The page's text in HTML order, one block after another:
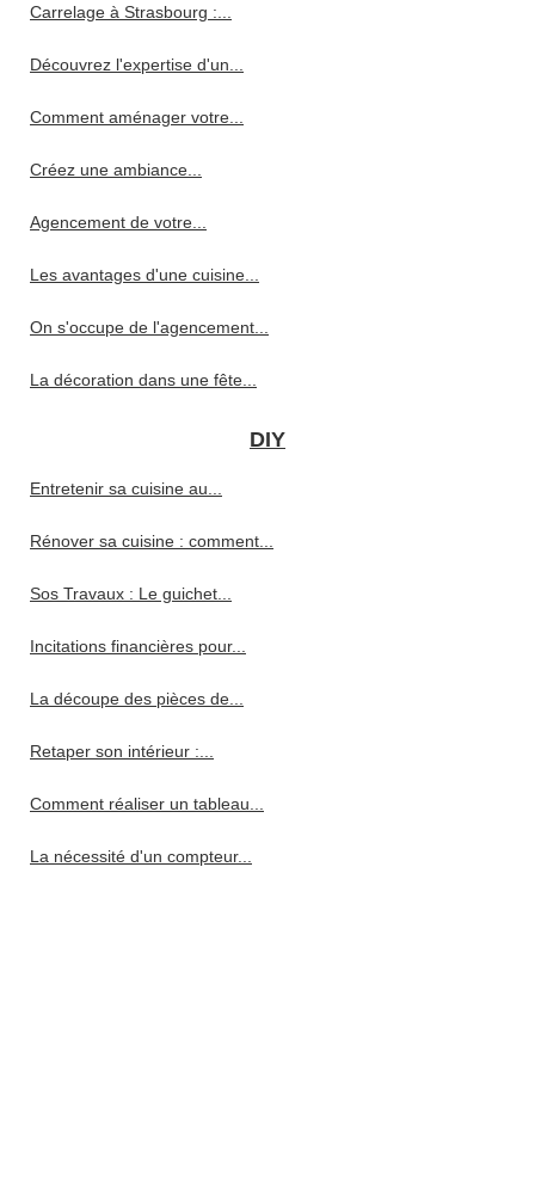
Carrelage à Strasbourg :...
Découvrez l'expertise d'un...
Comment aménager votre...
Créez une ambiance...
Agencement de votre...
Les avantages d'une cuisine...
On s'occupe de l'agencement...
La décoration dans une fête...
DIY
Entretenir sa cuisine au...
Rénover sa cuisine : comment...
Sos Travaux : Le guichet...
Incitations financières pour...
La découpe des pièces de...
Retaper son intérieur :...
Comment réaliser un tableau...
La nécessité d'un compteur...